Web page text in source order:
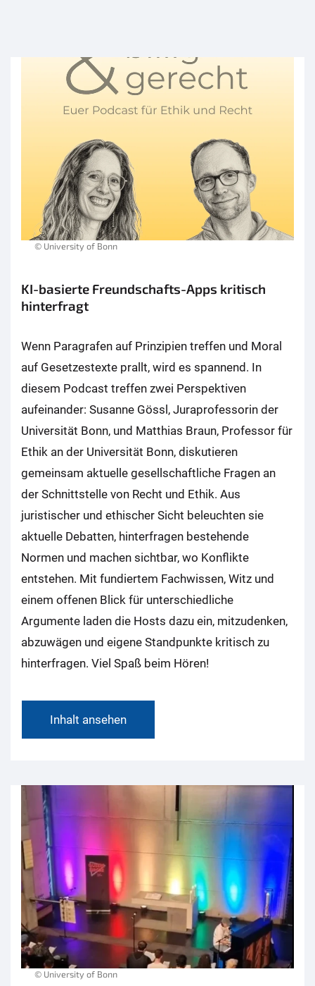
© University of Bonn
KI-basierte Freundschafts-Apps kritisch
hinterfragt
Wenn Paragrafen auf Prinzipien treffen und Moral
auf Gesetzestexte prallt, wird es spannend. In
diesem Podcast treffen zwei Perspektiven
aufeinander: Susanne Gössl, Juraprofessorin der
Universität Bonn, und Matthias Braun, Professor für
Ethik an der Universität Bonn, diskutieren
gemeinsam aktuelle gesellschaftliche Fragen an
der Schnittstelle von Recht und Ethik. Aus
juristischer und ethischer Sicht beleuchten sie
aktuelle Debatten, hinterfragen bestehende
Normen und machen sichtbar, wo Konflikte
entstehen. Mit fundiertem Fachwissen, Witz und
einem offenen Blick für unterschiedliche
Argumente laden die Hosts dazu ein, mitzudenken,
abzuwägen und eigene Standpunkte kritisch zu
hinterfragen. Viel Spaß beim Hören!
Inhalt ansehen
© University of Bonn